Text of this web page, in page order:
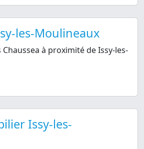
les-Moulineaux
à proximité de Issy-les-
Issy-les-